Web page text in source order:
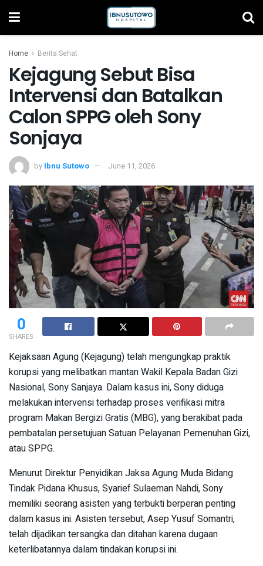
Home Berita Sehat
Kejagung Sebut Bisa
Intervensi dan Batalkan
Calon SPPG oleh Sony
Sonjaya
by Ibnu Sutowo June 11, 2026
0
SHARES
Kejaksaan Agung (Kejagung) telah mengungkap praktik
korupsi yang melibatkan mantan Wakil Kepala Badan Gizi
Nasional, Sony Sanjaya. Dalam kasus ini, Sony diduga
melakukan intervensi terhadap proses verifikasi mitra
program Makan Bergizi Gratis (MBG), yang berakibat pada
pembatalan persetujuan Satuan Pelayanan Pemenuhan Gizi,
atau SPPG.
Menurut Direktur Penyidikan Jaksa Agung Muda Bidang
Tindak Pidana Khusus, Syarief Sulaeman Nahdi, Sony
memiliki seorang asisten yang terbukti berperan penting
dalam kasus ini. Asisten tersebut, Asep Yusuf Somantri,
telah dijadikan tersangka dan ditahan karena dugaan
keterlibatannya dalam tindakan korupsi ini.